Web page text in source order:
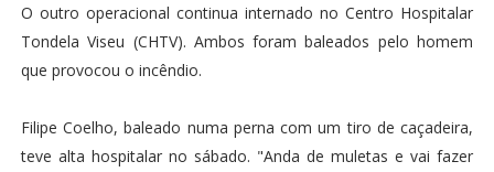
O outro operacional continua internado no Centro Hospitalar
Tondela Viseu (CHTV). Ambos foram baleados pelo homem
que provocou o incêndio.
Filipe Coelho, baleado numa perna com um tiro de caçadeira,
teve alta hospitalar no sábado. "Anda de muletas e vai fazer